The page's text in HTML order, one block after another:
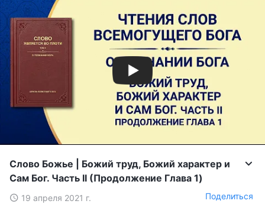
Слово Божье | Божий труд, Божий характер и
Сам Бог. Часть II (Продолжение Глава 1)
19 апреля 2021 г. Поделиться